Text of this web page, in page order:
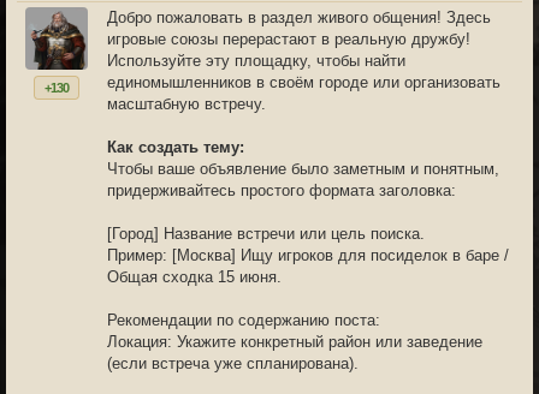
+130
Добро пожаловать в раздел живого общения! Здесь
игровые союзы перерастают в реальную дружбу!
Используйте эту площадку, чтобы найти
единомышленников в своём городе или организовать
масштабную встречу.
Как создать тему:
Чтобы ваше объявление было заметным и понятным,
придерживайтесь простого формата заголовка:
[Город] Название встречи или цель поиска.
Пример: [Москва] Ищу игроков для посиделок в баре /
Общая сходка 15 июня.
Рекомендации по содержанию поста:
Локация: Укажите конкретный район или заведение
(если встреча уже спланирована).